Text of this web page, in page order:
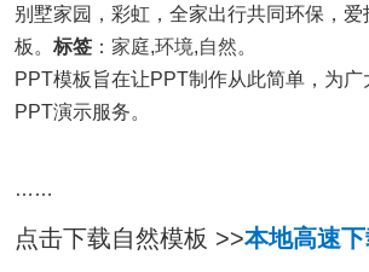
别墅家园，彩虹，全家出行共同环保，爱
板。 标签 ： 家庭,环境,自然。
PPT模板旨在让PPT制作从此简单，为广
PPT演示服务。
……
点击下载自然模板 >>本地高速